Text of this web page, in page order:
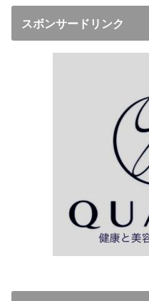
スボンサードリンク